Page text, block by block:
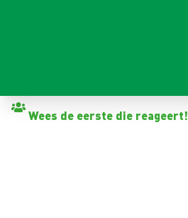
Wees de eerste die reageert!